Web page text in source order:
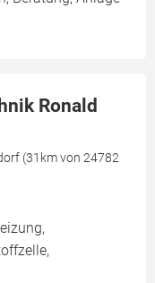
Ronald
(31km von 24782